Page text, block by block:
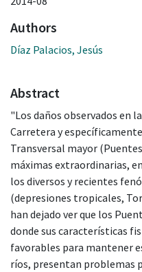
Authors
Díaz Palacios, Jesús
Abstract
"Los daños observados en
Carretera y
Transversal mayor
máximas extraordinarias,
los diversos y recientes
(depresiones tropicales,
han dejado ver que los
donde sus características
favorables para mantener
ríos, presentan problemas